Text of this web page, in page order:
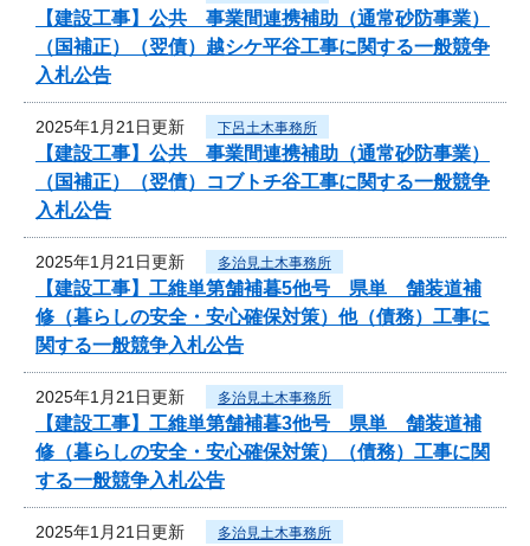
【建設工事】公共 事業間連携補助（通常砂防事業）
（国補正）（翌債）越シケ平谷工事に関する一般競争
入札公告
2025年1月21日更新 下呂土木事務所
【建設工事】公共 事業間連携補助（通常砂防事業）
（国補正）（翌債）コブトチ谷工事に関する一般競争
入札公告
2025年1月21日更新 多治見土木事務所
【建設工事】工維単第舗補暮5他号 県単 舗装道補
修（暮らしの安全・安心確保対策）他（債務）工事に
関する一般競争入札公告
2025年1月21日更新 多治見土木事務所
【建設工事】工維単第舗補暮3他号 県単 舗装道補
修（暮らしの安全・安心確保対策）（債務）工事に関
する一般競争入札公告
2025年1月21日更新 多治見土木事務所